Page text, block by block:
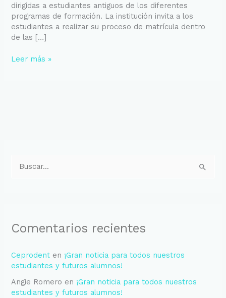
dirigidas a estudiantes antiguos de los diferentes
programas de formación. La institución invita a los
estudiantes a realizar su proceso de matrícula dentro
de las […]
Leer más »
a
p
o
r
Comentarios recientes
Ceprodent en ¡Gran noticia para todos nuestros
estudiantes y futuros alumnos!
Angie Romero en ¡Gran noticia para todos nuestros
estudiantes y futuros alumnos!
o
r
a
s